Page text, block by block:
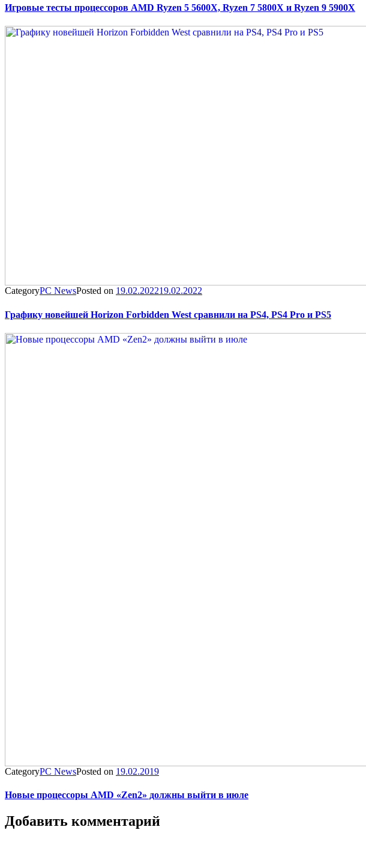
Игровые тесты процессоров AMD Ryzen 5 5600X, Ryzen 7 5800X и Ryzen 9 5900X
CategoryPC NewsPosted on 19.02.202219.02.2022
Графику новейшей Horizon Forbidden West сравнили на PS4, PS4 Pro и PS5
CategoryPC NewsPosted on 19.02.2019
Новые процессоры AMD «Zen2» должны выйти в июле
Добавить комментарий